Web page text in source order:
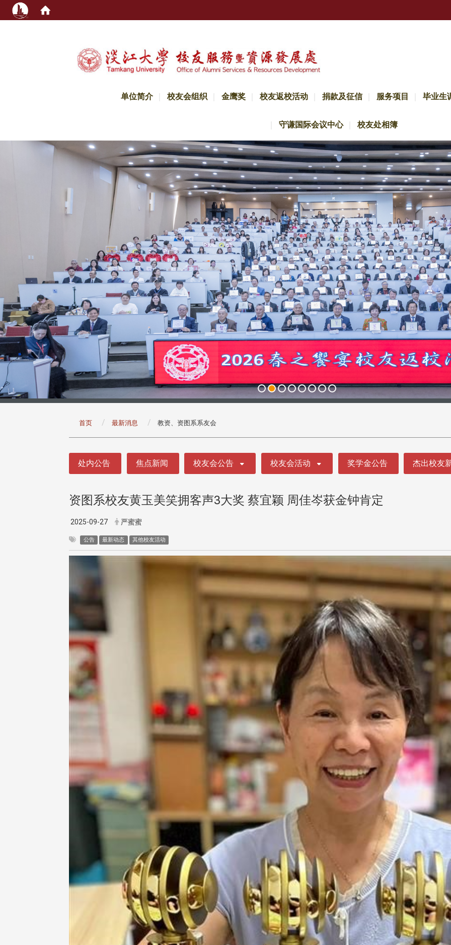
单位简介 校友会组织 金鹰奖 校友返校活动 捐款及征信 服务项目 毕业生
守谦国际会议中心 校友处相簿
首页 最新消息 教资、资图系系友会
处内公告 焦点新闻 校友会公告 校友会活动 奖学金公告 杰出校友
资图系校友黄玉美笑拥客声3大奖 蔡宜颖 周佳岑获金钟肯定
2025-09-27 严蜜蜜
公告 最新动态 其他校友活动